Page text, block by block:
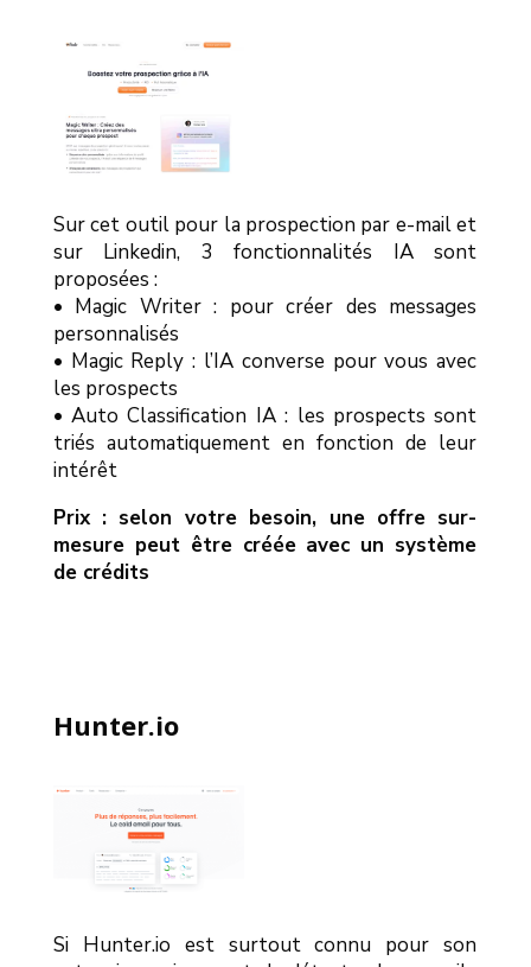
Sur cet outil pour la prospection par e-mail et
sur Linkedin, 3 fonctionnalités IA sont
proposées :
• Magic Writer : pour créer des messages
personnalisés
• Magic Reply : l’IA converse pour vous avec
les prospects
• Auto Classification IA : les prospects sont
triés automatiquement en fonction de leur
intérêt
Prix : selon votre besoin, une offre sur-
mesure peut être créée avec un système
de crédits
Hunter.io
Si Hunter.io est surtout connu pour son